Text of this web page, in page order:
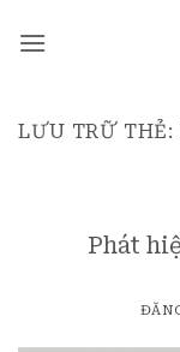
qua
LƯU TRỮ THẺ:
Phát